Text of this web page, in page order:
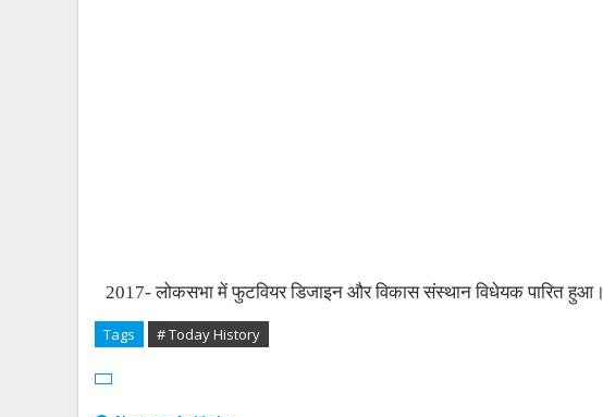
2017- लोकसभा में फुटवियर डिजाइन और विकास संस्‍थान विधेयक पारित हुआ।
Tags # Today History